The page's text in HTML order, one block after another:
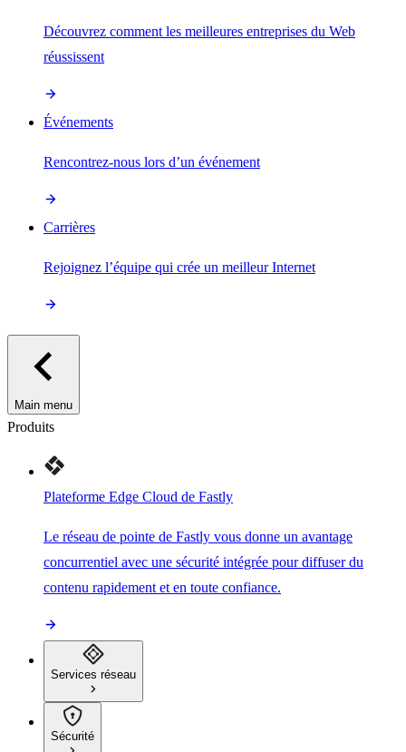
Découvrez comment les meilleures entreprises du Web
réussissent
Événements
Rencontrez-nous lors d’un événement
Carrières
Rejoignez l’équipe qui crée un meilleur Internet
Main menu
Produits
Plateforme Edge Cloud de Fastly
Le réseau de pointe de Fastly vous donne un avantage
concurrentiel avec une sécurité intégrée pour diffuser du
contenu rapidement et en toute confiance.
Services réseau
Sécurité